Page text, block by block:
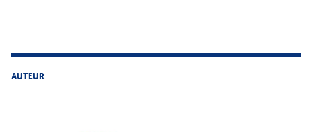
AUTEUR